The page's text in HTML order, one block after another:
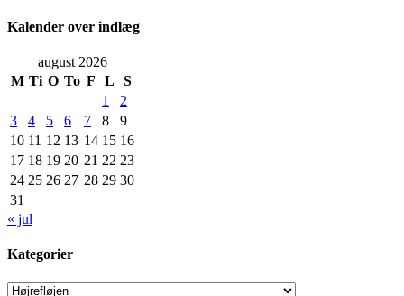
Kalender over indlæg
august 2026
M Ti O To F L
S
1
2
3
4 5 6 7 8
9
10 11 12 13 14 15 16
17 18 19 20 21 22 23
24 25 26 27 28 29 30
31
« jul
Kategorier
Kategorier